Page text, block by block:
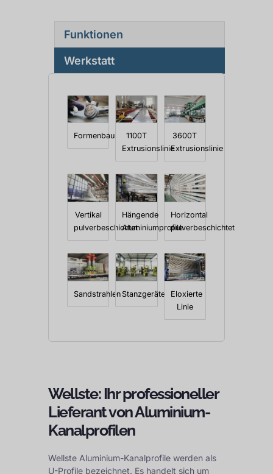
Funktionen
Werkstatt
Formenbau
1100T
Extrusionslinie
3600T
Extrusionslinie
Vertikal
pulverbeschichtet
Hängende
Aluminiumprofile
Horizontal
pulverbeschichtet
Sandstrahlen Stanzgeräte
Eloxierte
Linie
Wellste: Ihr professioneller
Lieferant von Aluminium-
Kanalprofilen
Wellste Aluminium-Kanalprofile werden als
U-Profile bezeichnet. Es handelt sich um